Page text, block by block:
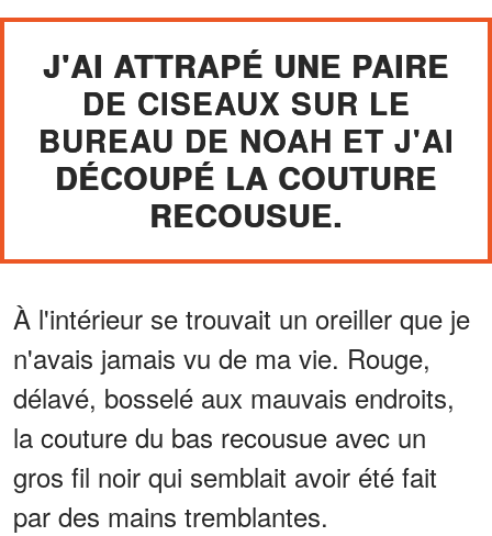
J'AI ATTRAPÉ UNE PAIRE
DE CISEAUX SUR LE
BUREAU DE NOAH ET J'AI
DÉCOUPÉ LA COUTURE
RECOUSUE.
À l'intérieur se trouvait un oreiller que je
n'avais jamais vu de ma vie. Rouge,
délavé, bosselé aux mauvais endroits,
la couture du bas recousue avec un
gros fil noir qui semblait avoir été fait
par des mains tremblantes.